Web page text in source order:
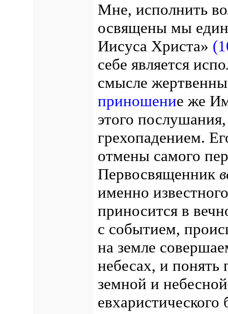
Мне, исполнить
освящены мы
Иисуса Христа»
себе является
смысле
приношение же
этого
грехопадением.
отмены самого
Первосвященник
именно
приносится в
с событием,
на земле
небесах, и понять
земной и
евхаристического